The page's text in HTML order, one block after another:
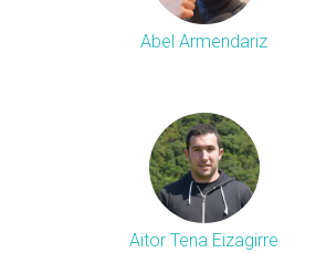
Abel Armendariz
Aitor Tena Eizagirre